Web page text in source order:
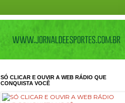
SÓ CLICAR E OUVIR A WEB RÁDIO QUE
CONQUISTA VOCÊ